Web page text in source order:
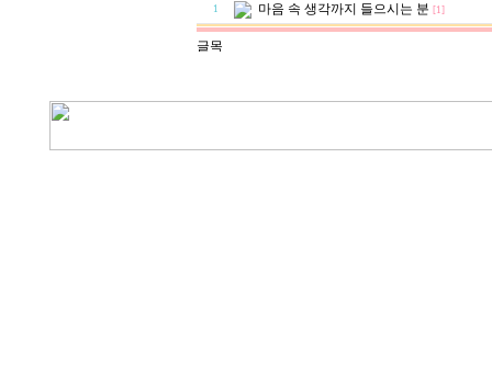
1 마음 속 생각까지 들으시는 분 [1]